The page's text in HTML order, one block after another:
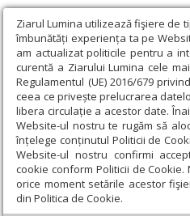
Ziarul Lumina utilizează fişiere de
îmbunătăți experiența ta pe
am actualizat politicile pentru a
curentă a Ziarului Lumina cele
Regulamentul (UE) 2016/679
ceea ce privește prelucrarea
libera circulație a acestor date.
Website-ul nostru te rugăm să
înțelege conținutul Politicii de
Website-ul nostru confirmi
cookie conform Politicii de
orice moment setările acestor
din Politica de Cookie.
Ziarul Lumina › Anunțuri ›
Bucureşti
Posturi clericale de
Bucureşti